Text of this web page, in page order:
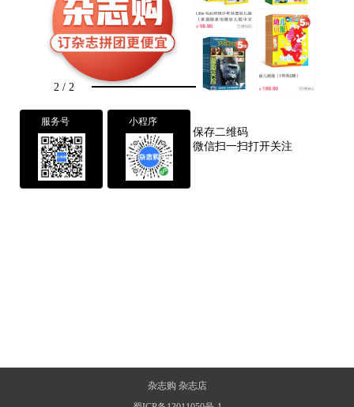
2/ 2
服务号 小程序
保存二维码
微信扫一扫打开关注
杂志购 杂志店